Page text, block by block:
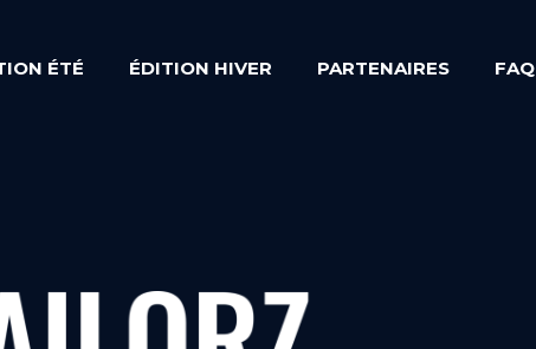
ÉTÉ ÉDITION HIVER PARTENAIRES FAQ